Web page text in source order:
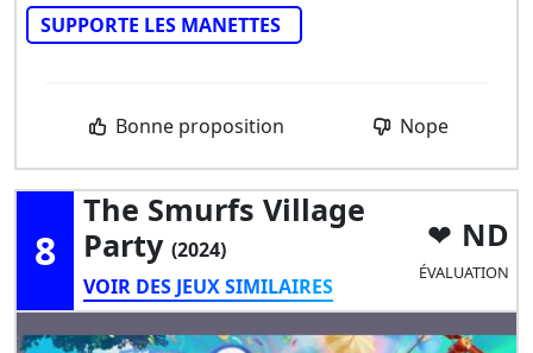
SUPPORTE LES MANETTES
Bonne proposition Nope
8
The Smurfs Village
Party (2024)
VOIR DES JEUX SIMILAIRES
ND
ÉVALUATION